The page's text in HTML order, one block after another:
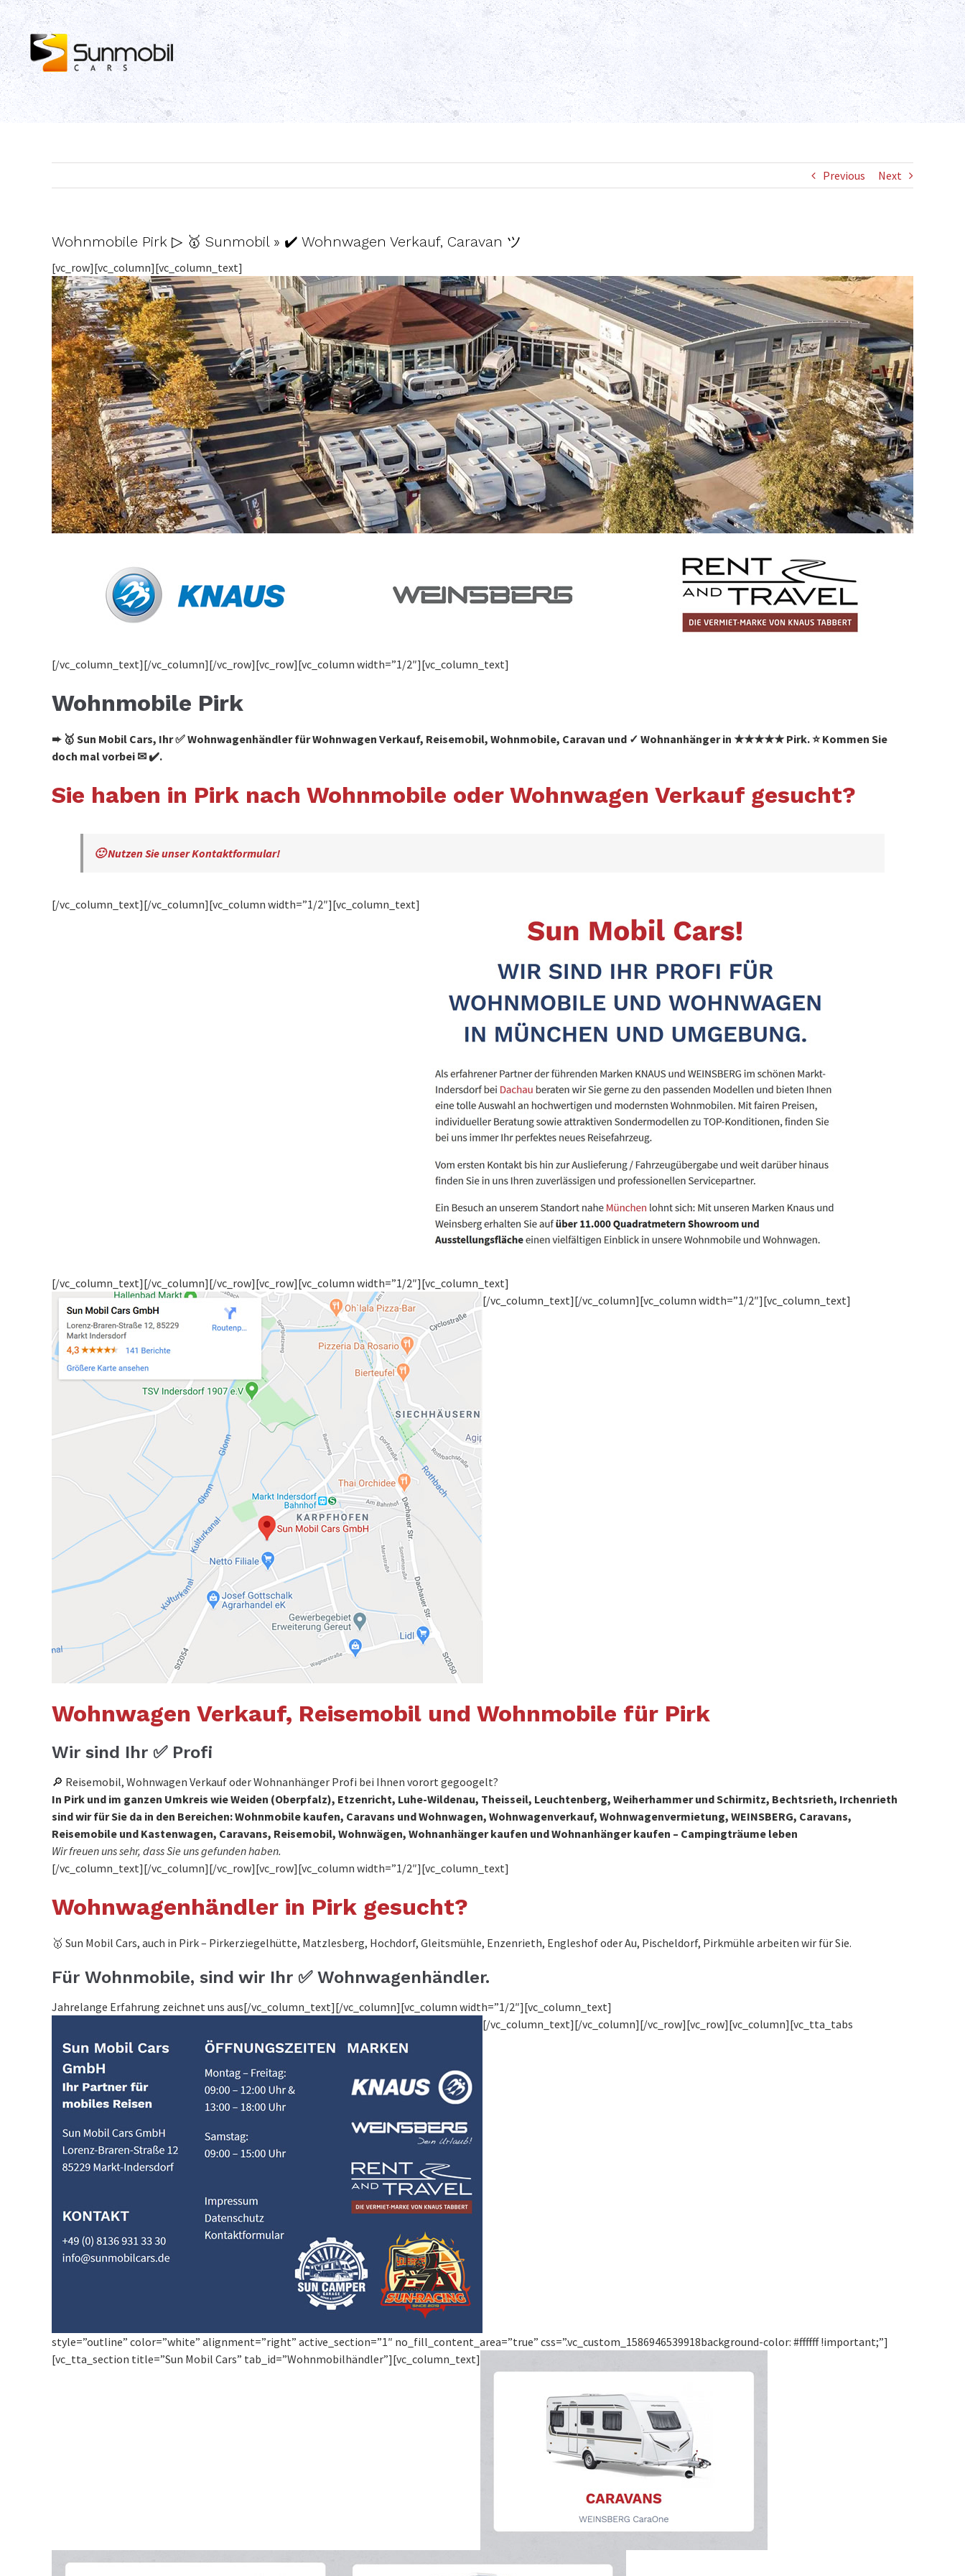
Skip
to
content
Previous Next
Wohnmobile Pirk ▷ 🥇 Sunmobil » ✔️ Wohnwagen Verkauf, Caravan ツ
[vc_row][vc_column][vc_column_text]
[/vc_column_text][/vc_column][/vc_row][vc_row][vc_column width=”1/2″][vc_column_text]
Wohnmobile Pirk
➨ 🥇 Sun Mobil Cars, Ihr ✅ Wohnwagenhändler für Wohnwagen Verkauf, Reisemobil, Wohnmobile, Caravan und ✓ Wohnanhänger in ★★★★★ Pirk. ⭐ Kommen Sie
doch mal vorbei ✉ ✔️.
Sie haben in Pirk nach Wohnmobile oder Wohnwagen Verkauf gesucht?
🙂 Nutzen Sie unser Kontaktformular!
[/vc_column_text][/vc_column][vc_column width=”1/2″][vc_column_text]
[/vc_column_text][/vc_column][/vc_row][vc_row][vc_column width=”1/2″][vc_column_text]
[/vc_column_text][/vc_column][vc_column width=”1/2″][vc_column_text]
Wohnwagen Verkauf, Reisemobil und Wohnmobile für Pirk
Wir sind Ihr ✅ Profi
🔎 Reisemobil, Wohnwagen Verkauf oder Wohnanhänger Profi bei Ihnen vorort gegoogelt?
In Pirk und im ganzen Umkreis wie Weiden (Oberpfalz), Etzenricht, Luhe-Wildenau, Theisseil, Leuchtenberg, Weiherhammer und Schirmitz, Bechtsrieth, Irchenrieth
sind wir für Sie da in den Bereichen: Wohnmobile kaufen, Caravans und Wohnwagen, Wohnwagenverkauf, Wohnwagenvermietung, WEINSBERG, Caravans,
Reisemobile und Kastenwagen, Caravans, Reisemobil, Wohnwägen, Wohnanhänger kaufen und Wohnanhänger kaufen – Campingträume leben
Wir freuen uns sehr, dass Sie uns gefunden haben.
[/vc_column_text][/vc_column][/vc_row][vc_row][vc_column width=”1/2″][vc_column_text]
Wohnwagenhändler in Pirk gesucht?
🥇 Sun Mobil Cars, auch in Pirk – Pirkerziegelhütte, Matzlesberg, Hochdorf, Gleitsmühle, Enzenrieth, Engleshof oder Au, Pischeldorf, Pirkmühle arbeiten wir für Sie.
Für Wohnmobile, sind wir Ihr ✅ Wohnwagenhändler.
Jahrelange Erfahrung zeichnet uns aus[/vc_column_text][/vc_column][vc_column width=”1/2″][vc_column_text]
[/vc_column_text][/vc_column][/vc_row][vc_row][vc_column][vc_tta_tabs
style=”outline” color=”white” alignment=”right” active_section=”1″ no_fill_content_area=”true” css=”.vc_custom_1586946539918background-color: #ffffff !important;”]
[vc_tta_section title=”Sun Mobil Cars” tab_id=”Wohnmobilhändler”][vc_column_text]